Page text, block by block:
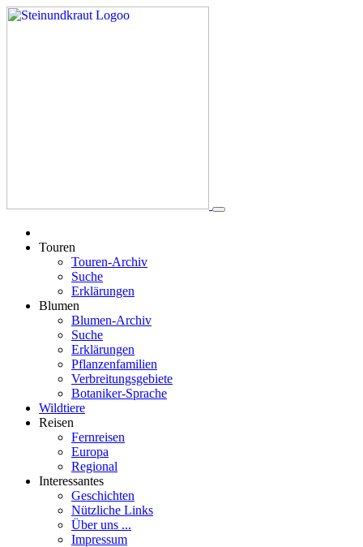
Touren
Touren-Archiv
Suche
Erklärungen
Blumen
Blumen-Archiv
Suche
Erklärungen
Pflanzenfamilien
Verbreitungsgebiete
Botaniker-Sprache
Wildtiere
Reisen
Fernreisen
Europa
Regional
Interessantes
Geschichten
Nützliche Links
Über uns ...
Impressum